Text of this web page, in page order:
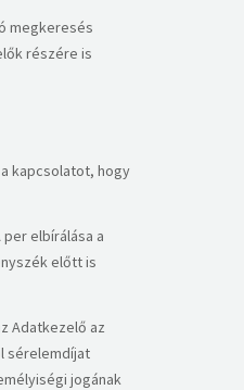
megkeresés
részére is
kapcsolatot, hogy
elbírálása a
előtt is
Adatkezelő az
sérelemdíjat
jogának